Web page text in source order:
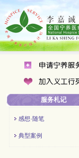
服务札记
感想·随笔
典型案例